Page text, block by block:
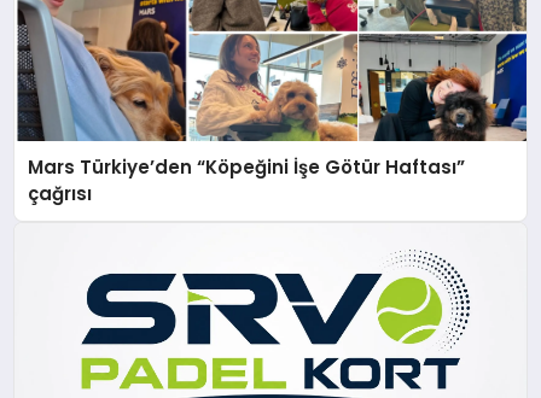
Mars Türkiye’den “Köpeğini İşe Götür Haftası”
çağrısı